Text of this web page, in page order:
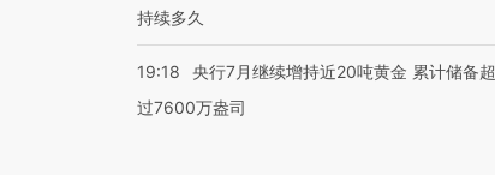
持续多久
19:18
央行7月继续增持近20吨黄金 累计储备超
过7600万盎司